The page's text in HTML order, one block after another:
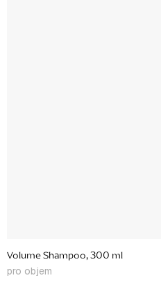
Volume Shampoo, 300 ml
pro objem